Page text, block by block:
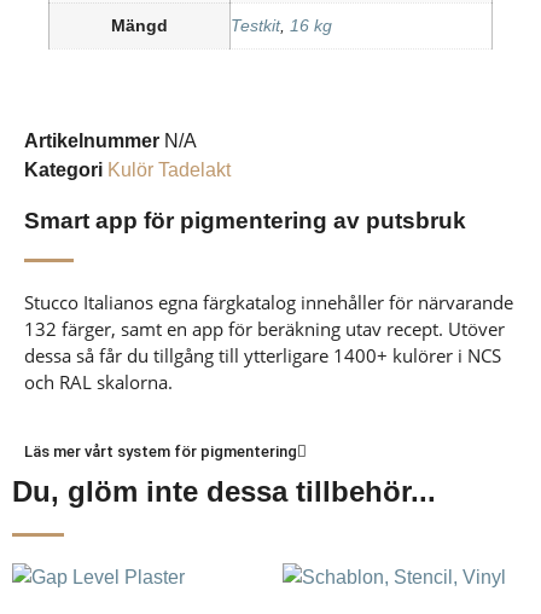
Mängd Testkit, 16 kg
Artikelnummer N/A
Kategori Kulör Tadelakt
Smart app för pigmentering av putsbruk
Stucco Italianos egna färgkatalog innehåller för närvarande
132 färger, samt en app för beräkning utav recept. Utöver
dessa så får du tillgång till ytterligare 1400+ kulörer i NCS
och RAL skalorna.
Läs mer vårt system för pigmentering
Du, glöm inte dessa tillbehör...